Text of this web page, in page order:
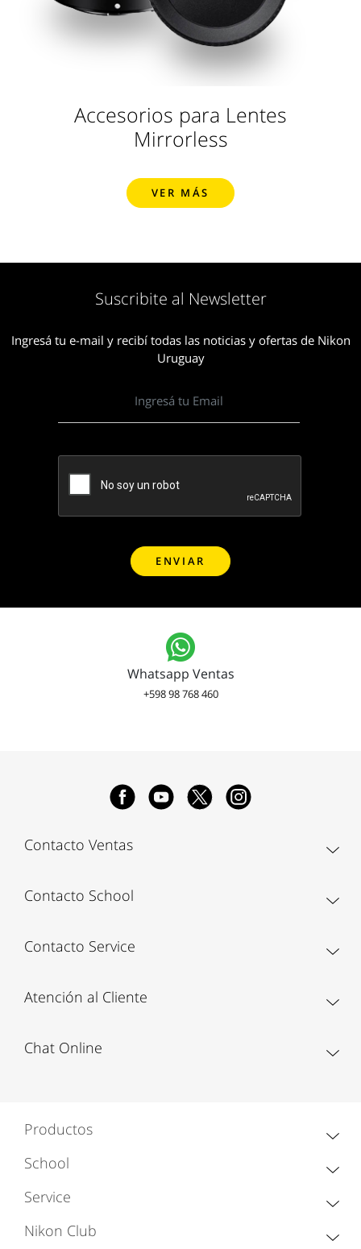
Accesorios para Lentes
Mirrorless
VER MÁS
Suscribite al Newsletter
Ingresá tu e-mail y recibí todas las noticias y ofertas de Nikon
Uruguay
Whatsapp Ventas
+598 98 768 460
Contacto Ventas
Contacto School
Contacto Service
Atención al Cliente
Chat Online
Productos
School
Service
Nikon Club